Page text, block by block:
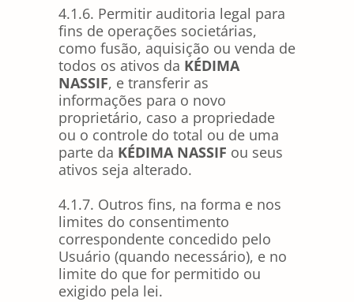
4.1.6. Permitir auditoria legal para
fins de operações societárias,
como fusão, aquisição ou venda de
todos os ativos da KÉDIMA
NASSIF, e transferir as
informações para o novo
proprietário, caso a propriedade
ou o controle do total ou de uma
parte da KÉDIMA NASSIF ou seus
ativos seja alterado.
4.1.7. Outros fins, na forma e nos
limites do consentimento
correspondente concedido pelo
Usuário (quando necessário), e no
limite do que for permitido ou
exigido pela lei.